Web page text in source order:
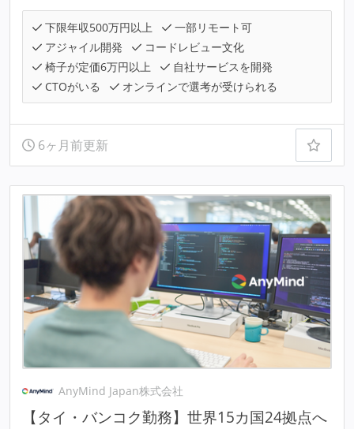
下限年収500万円以上
一部リモート可
アジャイル開発
コードレビュー文化
椅子が定価6万円以上
自社サービスを開発
CTOがいる
オンラインで選考が受けられる
6ヶ月前更新
AnyMind Japan株式会社
【タイ・バンコク勤務】世界15カ国24拠点へ